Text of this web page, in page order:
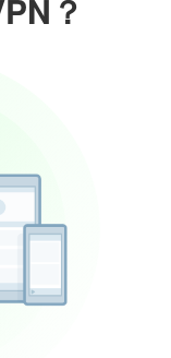
？